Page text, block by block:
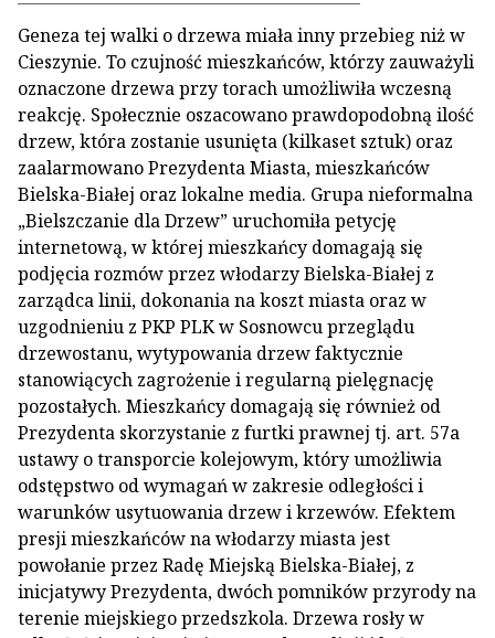
Geneza tej walki o drzewa miała inny przebieg niż w
Cieszynie. To czujność mieszkańców, którzy zauważyli
oznaczone drzewa przy torach umożliwiła wczesną
reakcję. Społecznie oszacowano prawdopodobną ilość
drzew, która zostanie usunięta (kilkaset sztuk) oraz
zaalarmowano Prezydenta Miasta, mieszkańców
Bielska-Białej oraz lokalne media. Grupa nieformalna
„Bielszczanie dla Drzew” uruchomiła petycję
internetową, w której mieszkańcy domagają się
podjęcia rozmów przez włodarzy Bielska-Białej z
zarządca linii, dokonania na koszt miasta oraz w
uzgodnieniu z PKP PLK w Sosnowcu przeglądu
drzewostanu, wytypowania drzew faktycznie
stanowiących zagrożenie i regularną pielęgnację
pozostałych. Mieszkańcy domagają się również od
Prezydenta skorzystanie z furtki prawnej tj. art. 57a
ustawy o transporcie kolejowym, który umożliwia
odstępstwo od wymagań w zakresie odległości i
warunków usytuowania drzew i krzewów. Efektem
presji mieszkańców na włodarzy miasta jest
powołanie przez Radę Miejską Bielska-Białej, z
inicjatywy Prezydenta, dwóch pomników przyrody na
terenie miejskiego przedszkola. Drzewa rosły w